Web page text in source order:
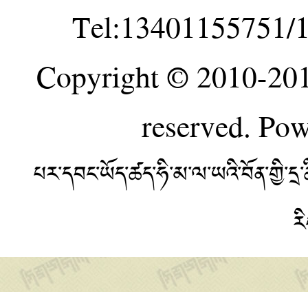
Tel:13401155751/
Copyright © 2010-
reserved.